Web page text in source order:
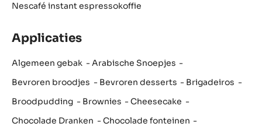
Nescafé instant espressokoffie
Applicaties
Algemeen gebak
Arabische Snoepjes
Bevroren broodjes
Bevroren desserts
Brigadeiros
Broodpudding
Brownies
Cheesecake
Chocolade Dranken
Chocolade fonteinen